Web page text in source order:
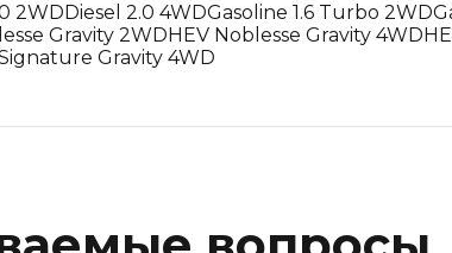
2WDDiesel 2.0 4WDGasoline 1.6 Turbo 2WD
Gravity 2WDHEV Noblesse Gravity 4WD
Gravity 4WD